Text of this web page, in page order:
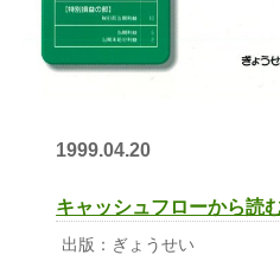
1999.04.20
キャッシュフローから読
出版：ぎょうせい